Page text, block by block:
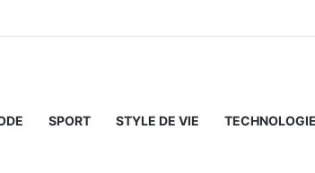
SPORT STYLE DE VIE TECHNOLOGIE